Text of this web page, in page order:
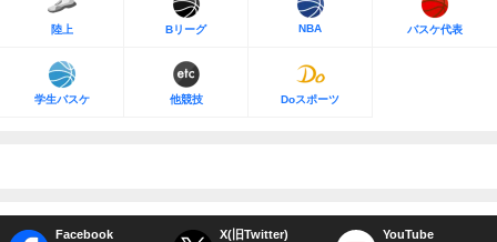
陸上 Bリーグ NBA バスケ代表
学生バスケ 他競技 Doスポーツ
Facebook X(旧Twitter) YouTube